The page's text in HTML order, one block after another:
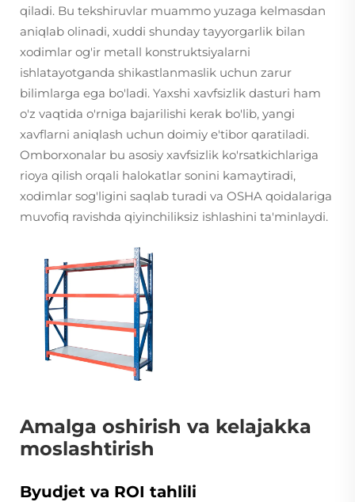
qiladi. Bu tekshiruvlar muammo yuzaga kelmasdan
aniqlab olinadi, xuddi shunday tayyorgarlik bilan
xodimlar og'ir metall konstruktsiyalarni
ishlatayotganda shikastlanmaslik uchun zarur
bilimlarga ega bo'ladi. Yaxshi xavfsizlik dasturi ham
o'z vaqtida o'rniga bajarilishi kerak bo'lib, yangi
xavflarni aniqlash uchun doimiy e'tibor qaratiladi.
Omborxonalar bu asosiy xavfsizlik ko'rsatkichlariga
rioya qilish orqali halokatlar sonini kamaytiradi,
xodimlar sog'ligini saqlab turadi va OSHA qoidalariga
muvofiq ravishda qiyinchiliksiz ishlashini ta'minlaydi.
Amalga oshirish va kelajakka
moslashtirish
Byudjet va ROI tahlili